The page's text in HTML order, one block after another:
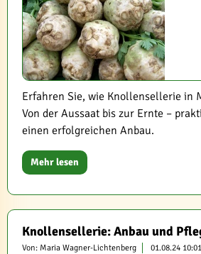
Erfahren Sie, wie Knollensellerie in
Von der Aussaat bis zur Ernte –
einen erfolgreichen Anbau.
Mehr lesen
Knollensellerie: Anbau und
Von: Maria Wagner-Lichtenberg 01.08.24 10:01